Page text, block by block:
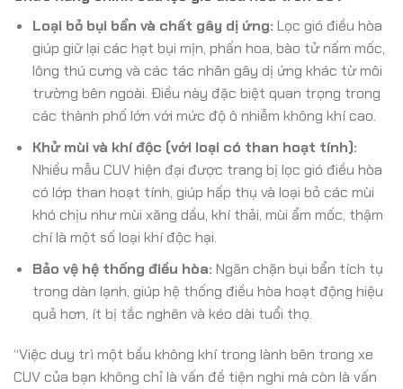
Loại bỏ bụi bẩn và chất gây dị ứng: Lọc gió điều hòa
giúp giữ lại các hạt bụi mịn, phấn hoa, bào tử nấm mốc,
lông thú cưng và các tác nhân gây dị ứng khác từ môi
trường bên ngoài. Điều này đặc biệt quan trọng trong
các thành phố lớn với mức độ ô nhiễm không khí cao.
Khử mùi và khí độc (với loại có than hoạt tính):
Nhiều mẫu CUV hiện đại được trang bị lọc gió điều hòa
có lớp than hoạt tính, giúp hấp thụ và loại bỏ các mùi
khó chịu như mùi xăng dầu, khí thải, mùi ẩm mốc, thậm
chí là một số loại khí độc hại.
Bảo vệ hệ thống điều hòa: Ngăn chặn bụi bẩn tích tụ
trong dàn lạnh, giúp hệ thống điều hòa hoạt động hiệu
quả hơn, ít bị tắc nghẽn và kéo dài tuổi thọ.
“Việc duy trì một bầu không khí trong lành bên trong xe
CUV của bạn không chỉ là vấn đề tiện nghi mà còn là vấn